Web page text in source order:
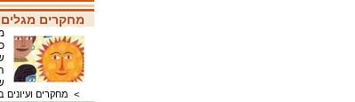
מחקרים מגלים
> מחקרים ועיונים